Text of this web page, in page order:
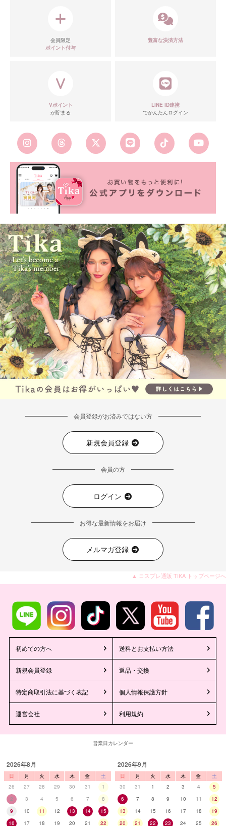
会員限定
ポイント付与
豊富な決済方法
Vポイント
が貯まる
LINE ID連携
でかんたんログイン
会員登録がお済みではない方
新規会員登録
会員の方
ログイン
お得な最新情報をお届け
メルマガ登録
▲ コスプレ通販 TIKA トップページへ
初めての方へ 送料とお支払い方法
新規会員登録 返品・交換
特定商取引法に基づく表記 個人情報保護方針
運営会社 利用規約
営業日カレンダー
2026年8月
日 月 火 水 木 金
土
26
27 28 29 30 31
1
2
3 4 5 6 7
8
9
10 11 12 13 14
15
16
17 18 19 20 21 22
2026年9月
日 月 火 水 木 金
土
30
31 1 2 3 4
5
6
7 8 9 10 11
12
13
14 15 16 17 18
19
20
21 22 23 24 25 26